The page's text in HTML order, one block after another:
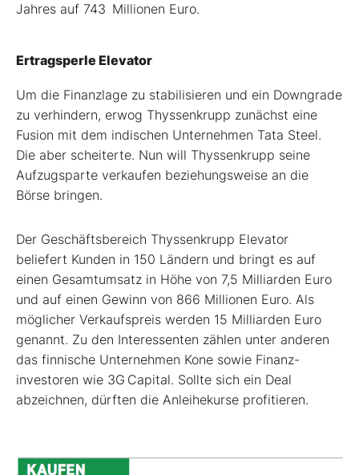
Jahres auf 743 Millionen Euro.
Ertragsperle Elevator
Um die Finanzlage zu stabilisieren und ein Downgrade
zu verhindern, erwog Thyssenkrupp zunächst eine
Fusion mit dem indischen Unternehmen Tata Steel.
Die aber scheiterte. Nun will Thyssenkrupp seine
Aufzugsparte verkaufen beziehungsweise an die
Börse bringen.
Der Geschäftsbereich Thyssenkrupp Elevator
beliefert Kunden in 150 Ländern und bringt es auf
einen Gesamtumsatz in Höhe von 7,5 Milliarden Euro
und auf ­einen Gewinn von 866 Millionen Euro. Als
möglicher Verkaufspreis werden 15 Milliarden Euro
genannt. Zu den Interessenten zählen unter anderen
das finnische Unternehmen Kone sowie Finanz­
investoren wie 3G Capital. Sollte sich ein Deal
abzeichnen, dürften die Anleihekurse profitieren.